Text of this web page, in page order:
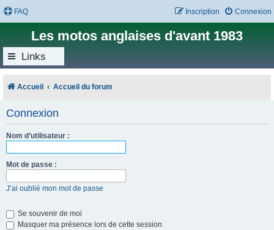
FAQ Connexion
Inscription
Les motos anglaises d'avant 1983
Links
Accueil Accueil du forum
Connexion
Nom d’utilisateur :
Mot de passe :
J’ai oublié mon mot de passe
Se souvenir de moi
Masquer ma présence lors de cette session